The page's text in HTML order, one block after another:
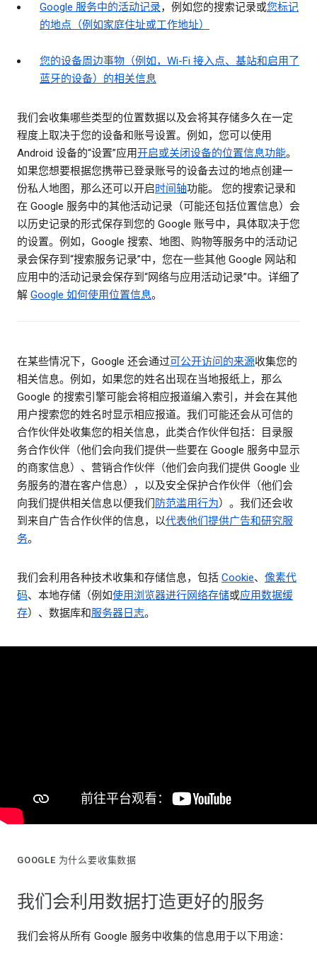
Google 服务中的活动记录，例如您的搜索记录或您标记
的地点（例如家庭住址或工作地址）
您的设备周边事物（例如，Wi-Fi 接入点、基站和启用了
蓝牙的设备）的相关信息
我们会收集哪些类型的位置数据以及会将其存储多久在一定
程度上取决于您的设备和账号设置。例如，您可以使用
Android 设备的“设置”应用开启或关闭设备的位置信息功能。
如果您想要根据您携带已登录账号的设备去过的地点创建一
份私人地图，那么还可以开启时间轴功能。 您的搜索记录和
在 Google 服务中的其他活动记录（可能还包括位置信息）会
以历史记录的形式保存到您的 Google 账号中，具体取决于您
的设置。例如，Google 搜索、地图、购物等服务中的活动记
录会保存到“搜索服务记录”中，您在一些其他 Google 网站和
应用中的活动记录会保存到“网络与应用活动记录”中。详细了
解 Google 如何使用位置信息。
在某些情况下，Google 还会通过可公开访问的来源收集您的
相关信息。例如，如果您的姓名出现在当地报纸上，那么
Google 的搜索引擎可能会将相应报道编入索引，并会在其他
用户搜索您的姓名时显示相应报道。我们可能还会从可信的
合作伙伴处收集您的相关信息，此类合作伙伴包括：目录服
务合作伙伴（他们会向我们提供一些要在 Google 服务中显示
的商家信息）、营销合作伙伴（他们会向我们提供 Google 业
务服务的潜在客户信息），以及安全保护合作伙伴（他们会
向我们提供相关信息以便我们 防范滥用行为）。我们还会收
到来自广告合作伙伴的信息，以代表他们提供广告和研究服
务。
我们会利用各种技术收集和存储信息，包括 Cookie、 像素代
码、本地存储（例如使用浏览器进行网络存储或应用数据缓
存）、数据库和服务器日志。
GOOGLE 为什么要收集数据
我们会利用数据打造更好的服务
我们会将从所有 Google 服务中收集的信息用于以下用途：